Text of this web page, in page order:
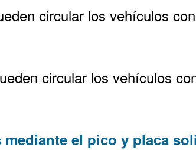
circular los vehículos
circular los vehículos
mediante el pico y placa